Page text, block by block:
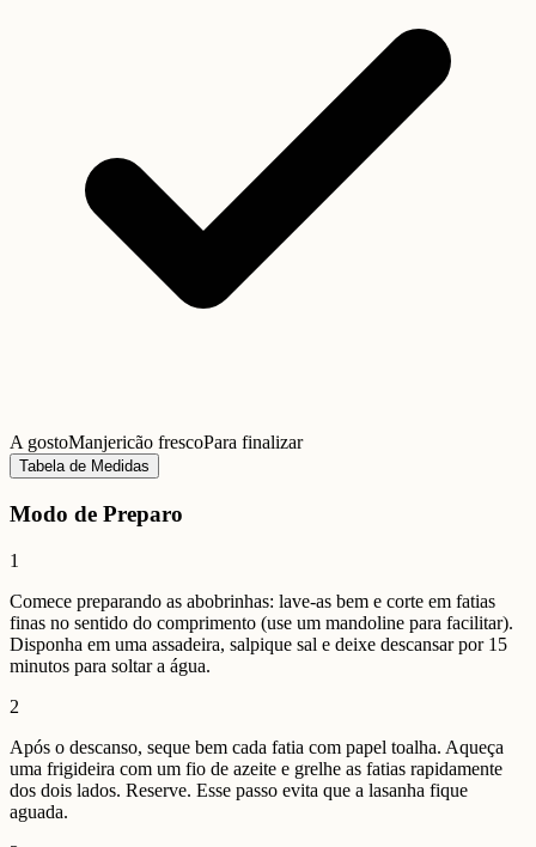
A gostoManjericão frescoPara finalizar
Tabela de Medidas
Modo de Preparo
1
Comece preparando as abobrinhas: lave-as bem e corte em fatias
finas no sentido do comprimento (use um mandoline para facilitar).
Disponha em uma assadeira, salpique sal e deixe descansar por 15
minutos para soltar a água.
2
Após o descanso, seque bem cada fatia com papel toalha. Aqueça
uma frigideira com um fio de azeite e grelhe as fatias rapidamente
dos dois lados. Reserve. Esse passo evita que a lasanha fique
aguada.